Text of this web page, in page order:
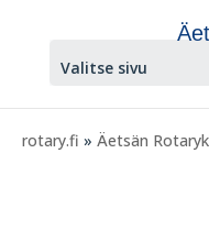
Valitse sivu
rotary.fi » Äetsän